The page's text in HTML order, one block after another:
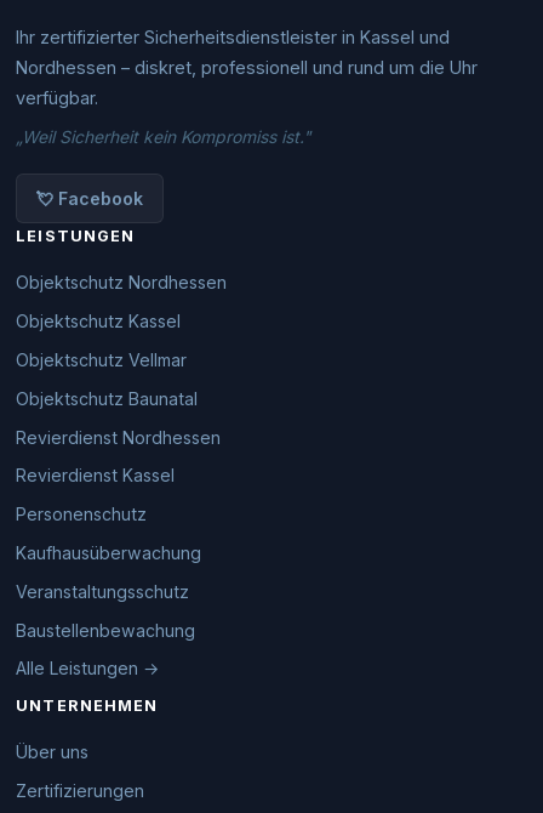
Ihr zertifizierter Sicherheitsdienstleister in Kassel und
Nordhessen – diskret, professionell und rund um die Uhr
verfügbar.
„Weil Sicherheit kein Kompromiss ist."
💘 Facebook
LEISTUNGEN
Objektschutz Nordhessen
Objektschutz Kassel
Objektschutz Vellmar
Objektschutz Baunatal
Revierdienst Nordhessen
Revierdienst Kassel
Personenschutz
Kaufhausüberwachung
Veranstaltungsschutz
Baustellenbewachung
Alle Leistungen →
UNTERNEHMEN
Über uns
Zertifizierungen